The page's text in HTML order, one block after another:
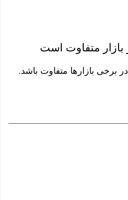
متفاوت است
بازارها متفاوت باشد.